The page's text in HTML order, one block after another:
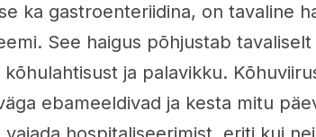
ka gastroenteriidina, on tavaline
See haigus põhjustab tavaliselt
ja palavikku.
ebameeldivad ja kesta mitu